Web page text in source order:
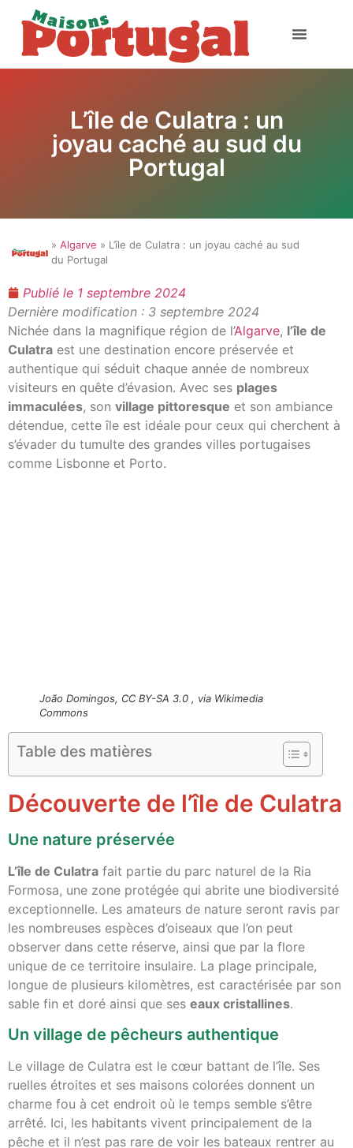
L’île de Culatra : un
joyau caché au sud du
Portugal
» Algarve » L’île de Culatra : un joyau caché au sud
du Portugal
Publié le 1 septembre 2024
Dernière modification : 3 septembre 2024
Nichée dans la magnifique région de l’Algarve, l’île de
Culatra est une destination encore préservée et
authentique qui séduit chaque année de nombreux
visiteurs en quête d’évasion. Avec ses plages
immaculées, son village pittoresque et son ambiance
détendue, cette île est idéale pour ceux qui cherchent à
s’évader du tumulte des grandes villes portugaises
comme Lisbonne et Porto.
João Domingos, CC BY-SA 3.0 , via Wikimedia
Commons
Table des matières
Découverte de l’île de Culatra
Une nature préservée
L’île de Culatra fait partie du parc naturel de la Ria
Formosa, une zone protégée qui abrite une biodiversité
exceptionnelle. Les amateurs de nature seront ravis par
les nombreuses espèces d’oiseaux que l’on peut
observer dans cette réserve, ainsi que par la flore
unique de ce territoire insulaire. La plage principale,
longue de plusieurs kilomètres, est caractérisée par son
sable fin et doré ainsi que ses eaux cristallines.
Un village de pêcheurs authentique
Le village de Culatra est le cœur battant de l’île. Ses
ruelles étroites et ses maisons colorées donnent un
charme fou à cet endroit où le temps semble s’être
arrêté. Ici, les habitants vivent principalement de la
pêche et il n’est pas rare de voir les bateaux rentrer au